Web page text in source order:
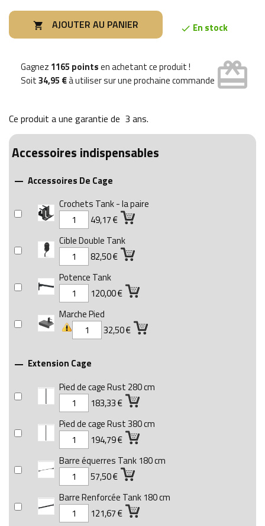
 AJOUTER AU PANIER  En stock
Gagnez 1165 pointsen achetant ce produit !
Soit34,95 €à utiliser sur une prochaine commande card_giftcard
Ce produit a une garantie de 3 ans.
Accessoires indispensables
 Accessoires De Cage
Crochets Tank - la paire
49,17 €
Cible Double Tank
82,50 €
Potence Tank
120,00 €
Marche Pied
32,50 €
 Extension Cage
Pied de cage Rust 280 cm
183,33 €
Pied de cage Rust 380 cm
194,79 €
Barre équerres Tank 180 cm
57,50 €
Barre Renforcée Tank 180 cm
121,67 €